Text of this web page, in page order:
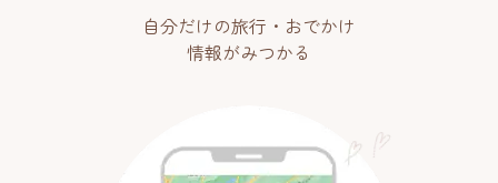
自分だけの旅行・おでかけ
情報がみつかる